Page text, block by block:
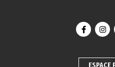
Lien vers